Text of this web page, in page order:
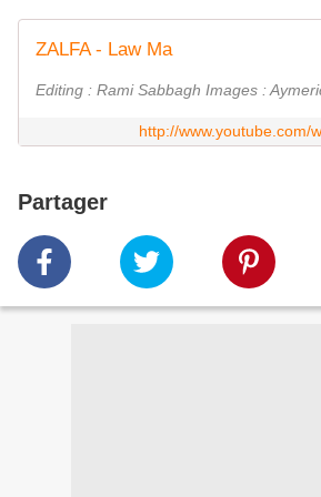
ZALFA - Law Ma
Editing : Rami Sabbagh Images :
http://www.youtube.com/
Partager